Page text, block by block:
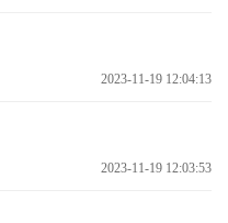
2023-11-19 12:04:13
2023-11-19 12:03:53